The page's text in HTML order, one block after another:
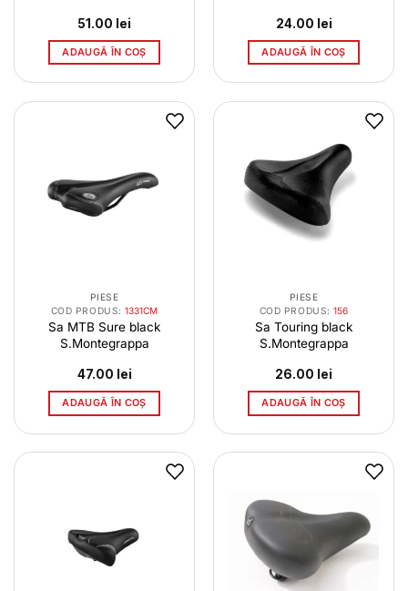
51.00 lei
ADAUGĂ ÎN COȘ
24.00 lei
ADAUGĂ ÎN COȘ
PIESE
COD PRODUS:1331CM
Sa MTB Sure black
S.Montegrappa
47.00 lei
ADAUGĂ ÎN COȘ
PIESE
COD PRODUS:156
Sa Touring black
S.Montegrappa
26.00 lei
ADAUGĂ ÎN COȘ